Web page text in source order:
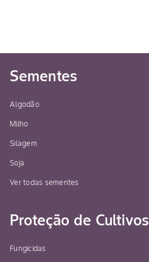
Sementes
Algodão
Milho
Silagem
Soja
Ver todas sementes
Proteção de Cultivos
Fungicidas